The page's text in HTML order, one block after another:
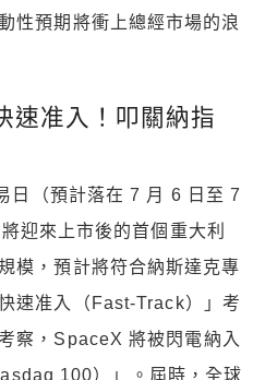
性預期將衝上總經市場的浪
速准入！叩關納指
日（預計落在 7 月 6 日至 7
迎來上市後的首個重大利
模，預計將符合納斯達克專
速准入（Fast-Track）」考
察，SpaceX 將被閃電納入
100）」。屆時，全球